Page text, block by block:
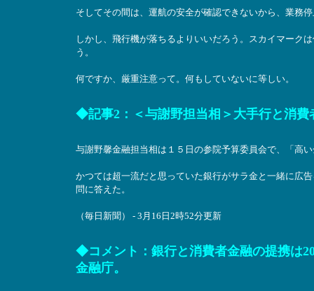
そしてその間は、運航の安全が確認できないから、業務
しかし、飛行機が落ちるよりいいだろう。スカイマーク
う。
何ですか、厳重注意って。何もしていないに等しい。
◆記事2：＜与謝野担当相＞大手行と消費
与謝野馨金融担当相は１５日の参院予算委員会で、「高
かつては超一流だと思っていた銀行がサラ金と一緒に広
問に答えた。
（毎日新聞） - 3月16日2時52分更新
◆コメント：銀行と消費者金融の提携は
金融庁。